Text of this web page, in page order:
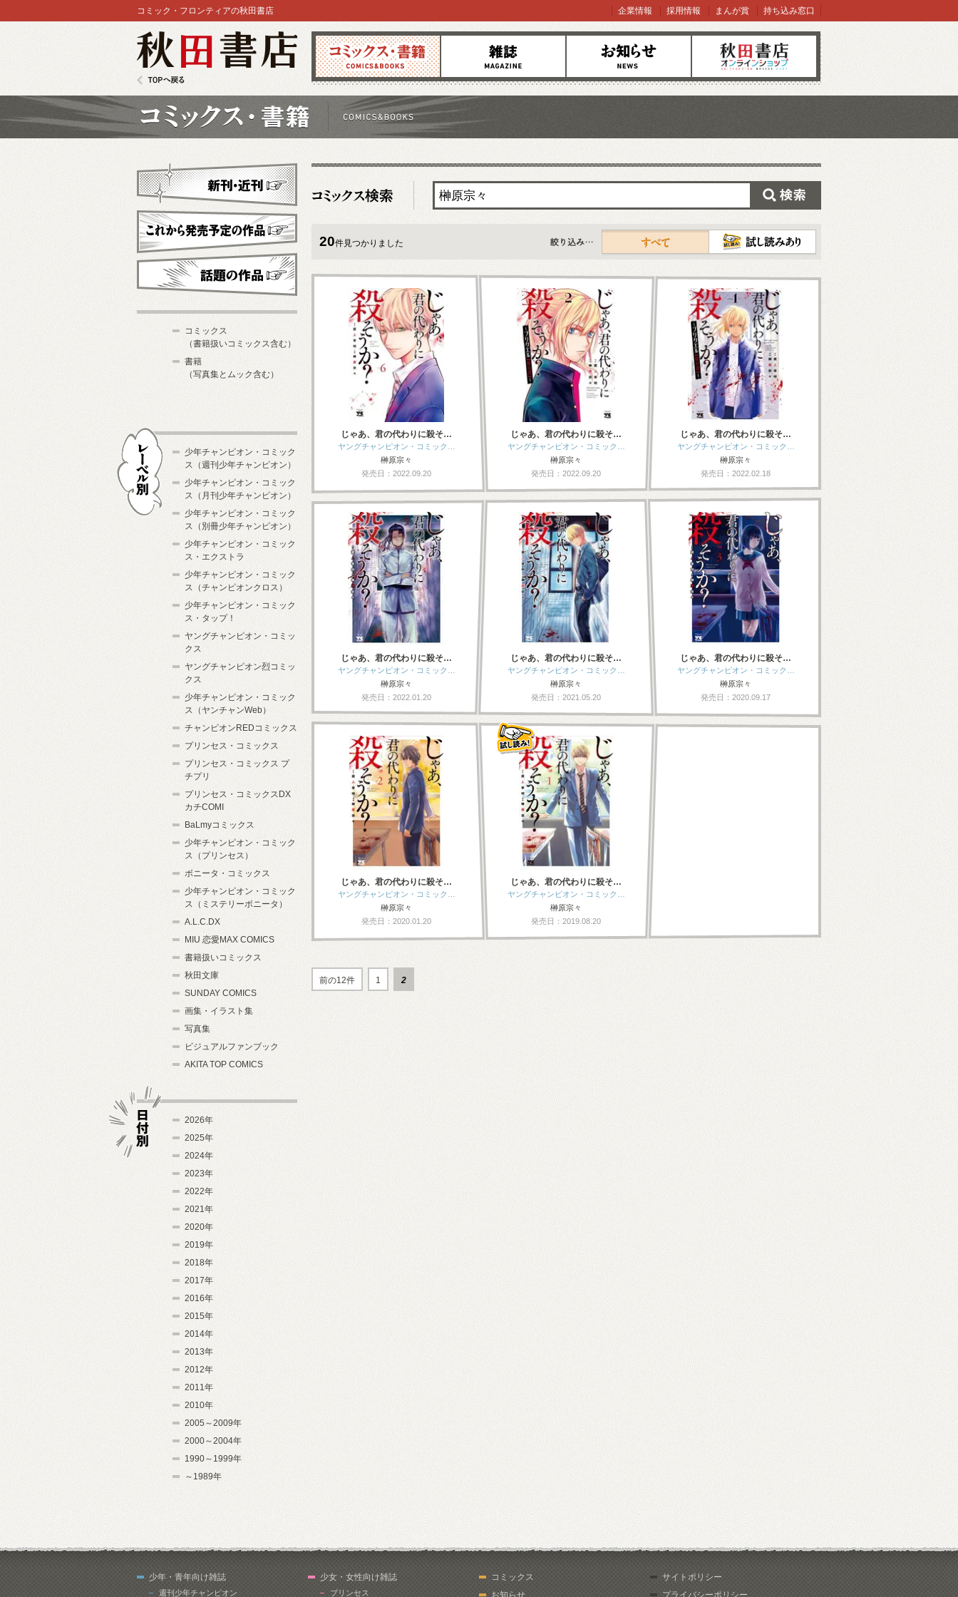
コミックス 雑誌 お知らせ オンラインショップ
コミック・フロンティアの秋田書店 企業情報 採用情報 まんが賞 持ち込み窓口
20件見つかりました
すべて
じゃあ、君の代わりに殺そ…
ヤングチャンピオン・コミック…
榊原宗々
発売日：2022.09.20
じゃあ、君の代わりに殺そ…
ヤングチャンピオン・コミック…
榊原宗々
発売日：2022.09.20
じゃあ、君の代わりに殺そ…
ヤングチャンピオン・コミック…
榊原宗々
発売日：2022.02.18
じゃあ、君の代わりに殺そ…
ヤングチャンピオン・コミック…
榊原宗々
発売日：2022.01.20
じゃあ、君の代わりに殺そ…
ヤングチャンピオン・コミック…
榊原宗々
発売日：2021.05.20
じゃあ、君の代わりに殺そ…
ヤングチャンピオン・コミック…
榊原宗々
発売日：2020.09.17
じゃあ、君の代わりに殺そ…
ヤングチャンピオン・コミック…
榊原宗々
発売日：2020.01.20
じゃあ、君の代わりに殺そ…
ヤングチャンピオン・コミック…
榊原宗々
発売日：2019.08.20
前の12件 1 2
新刊・近刊
これから発売予定
コミックス
（書籍扱いコミックス含む）
書籍
（写真集とムック含む）
少年チャンピオン・コミック
ス（週刊少年チャンピオン）
少年チャンピオン・コミック
ス（月刊少年チャンピオン）
少年チャンピオン・コミック
ス（別冊少年チャンピオン）
少年チャンピオン・コミック
ス・エクストラ
少年チャンピオン・コミック
ス（チャンピオンクロス）
少年チャンピオン・コミック
ス・タップ！
ヤングチャンピオン・コミッ
クス
ヤングチャンピオン烈コミッ
クス
少年チャンピオン・コミック
ス（ヤンチャンWeb）
チャンピオンREDコミックス
プリンセス・コミックス
プリンセス・コミックス プ
チプリ
プリンセス・コミックスDX
カチCOMI
BaLmyコミックス
少年チャンピオン・コミック
ス（プリンセス）
ボニータ・コミックス
少年チャンピオン・コミック
ス（ミステリーボニータ）
A.L.C.DX
MIU 恋愛MAX COMICS
書籍扱いコミックス
秋田文庫
SUNDAY COMICS
画集・イラスト集
写真集
ビジュアルファンブック
AKITA TOP COMICS
2026年
2025年
2024年
2023年
2022年
2021年
2020年
2019年
2018年
2017年
2016年
2015年
2014年
2013年
2012年
2011年
2010年
2005～2009年
2000～2004年
1990～1999年
～1989年
少年・青年向け雑誌
週刊少年チャンピオン
少女・女性向け雑誌
プリンセス
コミックス
お知らせ
サイトポリシー
プライバシーポリシー